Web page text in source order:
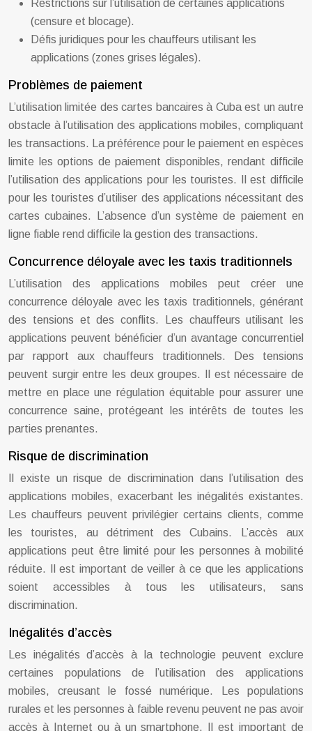
Restrictions sur l’utilisation de certaines applications
(censure et blocage).
Défis juridiques pour les chauffeurs utilisant les
applications (zones grises légales).
Problèmes de paiement
L’utilisation limitée des cartes bancaires à Cuba est un autre
obstacle à l’utilisation des applications mobiles, compliquant
les transactions. La préférence pour le paiement en espèces
limite les options de paiement disponibles, rendant difficile
l’utilisation des applications pour les touristes. Il est difficile
pour les touristes d’utiliser des applications nécessitant des
cartes cubaines. L’absence d’un système de paiement en
ligne fiable rend difficile la gestion des transactions.
Concurrence déloyale avec les taxis traditionnels
L’utilisation des applications mobiles peut créer une
concurrence déloyale avec les taxis traditionnels, générant
des tensions et des conflits. Les chauffeurs utilisant les
applications peuvent bénéficier d’un avantage concurrentiel
par rapport aux chauffeurs traditionnels. Des tensions
peuvent surgir entre les deux groupes. Il est nécessaire de
mettre en place une régulation équitable pour assurer une
concurrence saine, protégeant les intérêts de toutes les
parties prenantes.
Risque de discrimination
Il existe un risque de discrimination dans l’utilisation des
applications mobiles, exacerbant les inégalités existantes.
Les chauffeurs peuvent privilégier certains clients, comme
les touristes, au détriment des Cubains. L’accès aux
applications peut être limité pour les personnes à mobilité
réduite. Il est important de veiller à ce que les applications
soient accessibles à tous les utilisateurs, sans
discrimination.
Inégalités d’accès
Les inégalités d’accès à la technologie peuvent exclure
certaines populations de l’utilisation des applications
mobiles, creusant le fossé numérique. Les populations
rurales et les personnes à faible revenu peuvent ne pas avoir
accès à Internet ou à un smartphone. Il est important de